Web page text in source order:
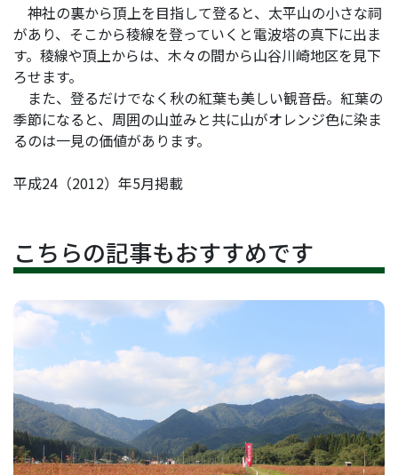
神社の裏から頂上を目指して登ると、太平山の小さな祠
があり、そこから稜線を登っていくと電波塔の真下に出ま
す。稜線や頂上からは、木々の間から山谷川崎地区を見下
ろせます。
また、登るだけでなく秋の紅葉も美しい観音岳。紅葉の
季節になると、周囲の山並みと共に山がオレンジ色に染ま
るのは一見の価値があります。
平成24（2012）年5月掲載
こちらの記事もおすすめです